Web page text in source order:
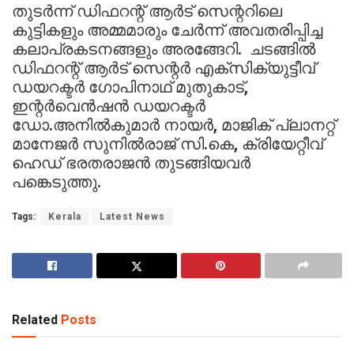
തുടര്‍ന്ന് ഡിഫറന്റ് ആര്‍ട് സെന്ററിലെ
കുട്ടികളും അമ്മമാരും ചേര്‍ന്ന് അവതരിപ്പിച്ച
കലാപ്രകടനങ്ങളും അരങ്ങേറി. ചടങ്ങില്‍
ഡിഫറന്റ് ആര്‍ട് സെന്റര്‍ എക്‌സിക്യുട്ടീവ്
ഡയറക്ടര്‍ ഗോപിനാഥ് മുതുകാട്,
ഇന്റര്‍വെന്‍ഷന്‍ ഡയറക്ടര്‍
ഡോ.അനില്‍കുമാര്‍ നായര്‍, മാജിക് പ്ലാനറ്റ്
മാനേജര്‍ സുനില്‍രാജ് സി.കെ, ക്രിയേറ്റീവ്
ഹെഡ് ഭരതരാജന്‍ തുടങ്ങിയവര്‍
പങ്കെടുത്തു.
Tags: Kerala Latest News
Related Posts